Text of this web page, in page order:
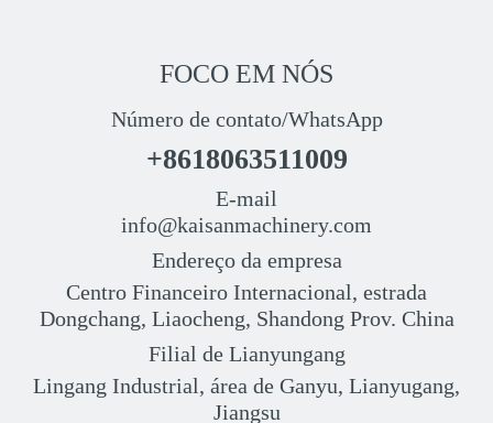
FOCO EM NÓS
Número de contato/WhatsApp
+8618063511009
E-mail
info@kaisanmachinery.com
Endereço da empresa
Centro Financeiro Internacional, estrada
Dongchang, Liaocheng, Shandong Prov. China
Filial de Lianyungang
Lingang Industrial, área de Ganyu, Lianyugang,
Jiangsu